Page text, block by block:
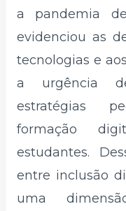
a pandemia
evidenciou as
tecnologias e
a urgência
estratégias
formação
estudantes.
entre inclusão
uma